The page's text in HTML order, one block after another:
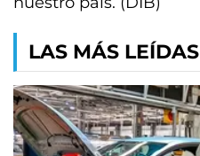
LAS MÁS LEÍDAS